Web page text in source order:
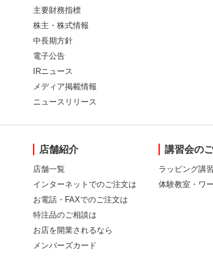
主要財務指標
株主・株式情報
中長期方針
電子公告
IRニュース
メディア掲載情報
ニュースリリース
店舗紹介
店舗一覧
インターネットでのご注文は
お電話・FAXでのご注文は
特注品のご相談は
お店を開業されるなら
メンバーズカード
講習会の
ラッピング講
体験教室・ワ